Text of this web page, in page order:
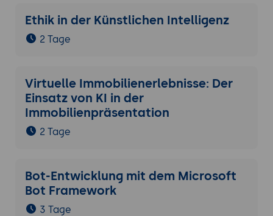
Ethik in der Künstlichen Intelligenz
2 Tage
Virtuelle Immobilienerlebnisse: Der
Einsatz von KI in der
Immobilienpräsentation
2 Tage
Bot-Entwicklung mit dem Microsoft
Bot Framework
3 Tage